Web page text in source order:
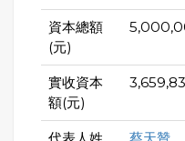
資本總額
(元)
實收資本
額(元)